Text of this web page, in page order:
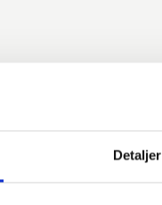
Detaljer